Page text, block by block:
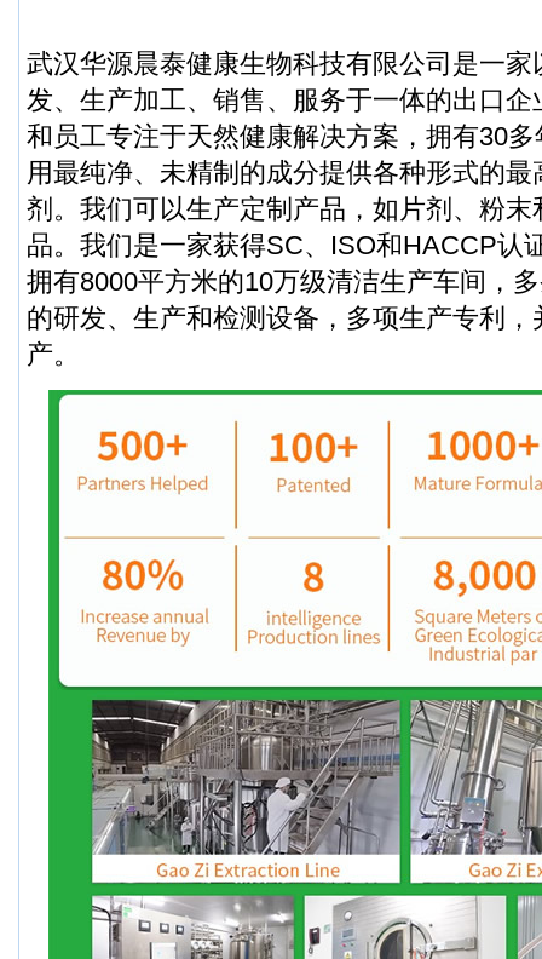
武汉华源晨泰健康生物科技有限公司是一
发、生产加工、销售、服务于一体的出口
和员工专注于天然健康解决方案，拥有30
用最纯净、未精制的成分提供各种形式的
剂。我们可以生产定制产品，如片剂、粉
品。我们是一家获得SC、ISO和HACCP认
拥有8000平方米的10万级清洁生产车间，
的研发、生产和检测设备，多项生产专利
产。